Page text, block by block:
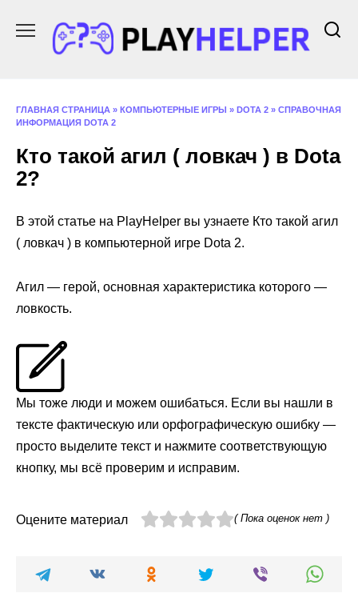
содержанию
ГЛАВНАЯ СТРАНИЦА » КОМПЬЮТЕРНЫЕ ИГРЫ » DOTA 2 » СПРАВОЧНАЯ
ИНФОРМАЦИЯ DOTA 2
Кто такой агил ( ловкач ) в Dota
2?
В этой статье на PlayHelper вы узнаете Кто такой агил
( ловкач ) в компьютерной игре Dota 2.
Агил — герой, основная характеристика которого —
ловкость.
Мы тоже люди и можем ошибаться. Если вы нашли в
тексте фактическую или орфографическую ошибку —
просто выделите текст и нажмите соответствующую
кнопку, мы всё проверим и исправим.
Оцените материал ( Пока оценок нет )